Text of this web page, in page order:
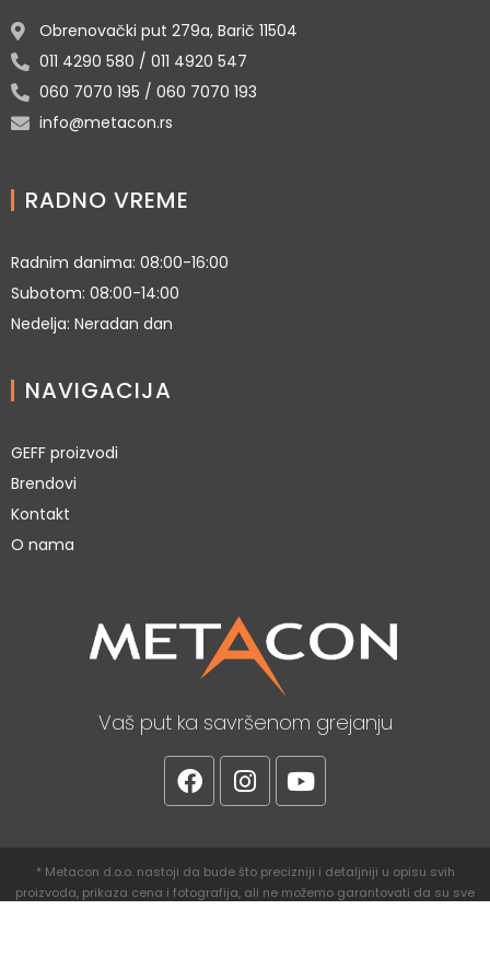
Obrenovački put 279a, Barič 11504
011 4290 580 / 011 4920 547
060 7070 195 / 060 7070 193
info@metacon.rs
RADNO VREME
Radnim danima: 08:00-16:00
Subotom: 08:00-14:00
Nedelja: Neradan dan
NAVIGACIJA
GEFF proizvodi
Brendovi
Kontakt
O nama
Vaš put ka savršenom grejanju
* Metacon d.o.o. nastoji da bude što precizniji i detaljniji u opisu svih
proizvoda, prikaza cena i fotografija, ali ne možemo garantovati da su sve